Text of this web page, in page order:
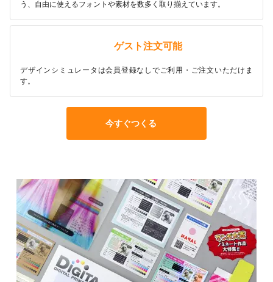
う、自由に使えるフォントや素材を数多く取り揃えています。
ゲスト注文可能
デザインシミュレータは会員登録なしでご利用・ご注文いただけま
す。
今すぐつくる